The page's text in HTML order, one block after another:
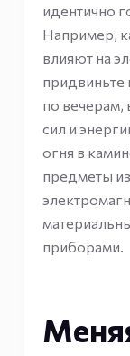
идентично
Например,
влияют на
придвиньте
по вечерам,
сил и
огня в
предметы
приборами.